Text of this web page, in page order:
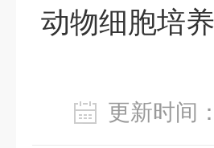
动物细胞培
更新时